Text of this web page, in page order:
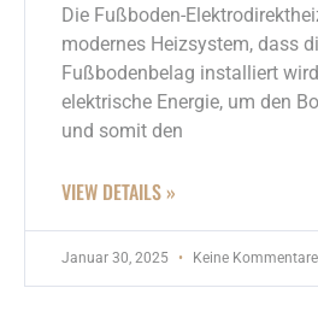
Die Fußboden-
modernes Heizsystem, dass
Fußbodenbelag installiert
elektrische Energie, um den
und somit den
VIEW DETAILS »
Januar 30, 2025 Keine Kommentare